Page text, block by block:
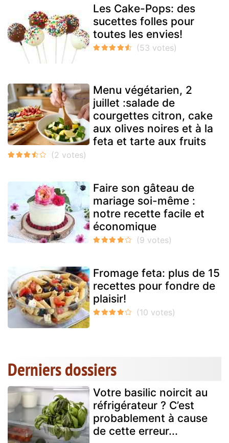
Les Cake-Pops: des
sucettes folles pour
toutes les envies!
Menu végétarien, 2
juillet :salade de
courgettes citron, cake
aux olives noires et à la
feta et tarte aux fruits
Faire son gâteau de
mariage soi-même :
notre recette facile et
économique
Fromage feta: plus de 15
recettes pour fondre de
plaisir!
Derniers dossiers
Votre basilic noircit au
réfrigérateur ? C’est
probablement à cause
de cette erreur...